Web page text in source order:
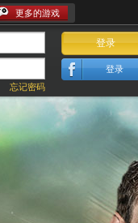
更多的游戏
忘记密码
登录
登录